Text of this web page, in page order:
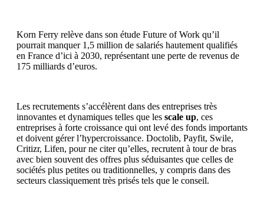
Korn Ferry relève dans son étude Future of Work qu’il
pourrait manquer 1,5 million de salariés hautement qualifiés
en France d’ici à 2030, représentant une perte de revenus de
175 milliards d’euros.
Les recrutements s’accélèrent dans des entreprises très
innovantes et dynamiques telles que les scale up, ces
entreprises à forte croissance qui ont levé des fonds importants
et doivent gérer l’hypercroissance. Doctolib, Payfit, Swile,
Critizr, Lifen, pour ne citer qu’elles, recrutent à tour de bras
avec bien souvent des offres plus séduisantes que celles de
sociétés plus petites ou traditionnelles, y compris dans des
secteurs classiquement très prisés tels que le conseil.